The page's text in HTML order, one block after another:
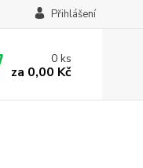
Přihlášení
0ks
za 0,00 Kč